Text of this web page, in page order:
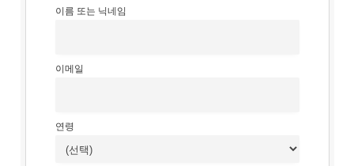
이름 또는 닉네임
이메일
연령